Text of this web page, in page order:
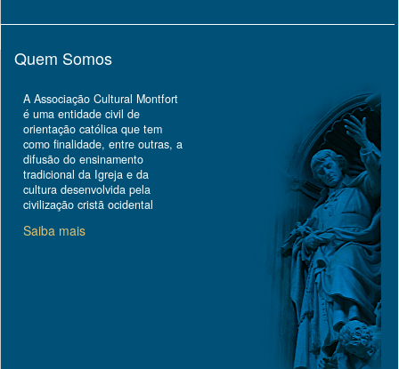
Quem Somos
A Associação Cultural Montfort
é uma entidade civil de
orientação católica que tem
como finalidade, entre outras, a
difusão do ensinamento
tradicional da Igreja e da
cultura desenvolvida pela
civilização cristã ocidental
Saiba mais